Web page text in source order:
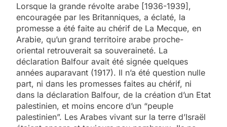
Lorsque la grande révolte arabe [1936-1939],
encouragée par les Britanniques, a éclaté, la
promesse a été faite au chérif de La Mecque, en
Arabie, qu’un grand territoire arabe proche-
oriental retrouverait sa souveraineté. La
déclaration Balfour avait été signée quelques
années auparavant (1917). Il n’a été question nulle
part, ni dans les promesses faites au chérif, ni
dans la déclaration Balfour, de la création d’un Etat
palestinien, et moins encore d’un “peuple
palestinien”. Les Arabes vivant sur la terre d’Israël